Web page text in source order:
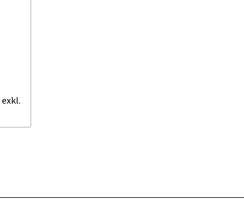
exkl.